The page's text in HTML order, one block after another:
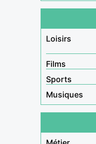
Loisirs
Films
Sports
Musiques